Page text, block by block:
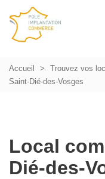
Accueil Trouvez vos
Saint-Dié-des-Vosges
Local
Dié-des-